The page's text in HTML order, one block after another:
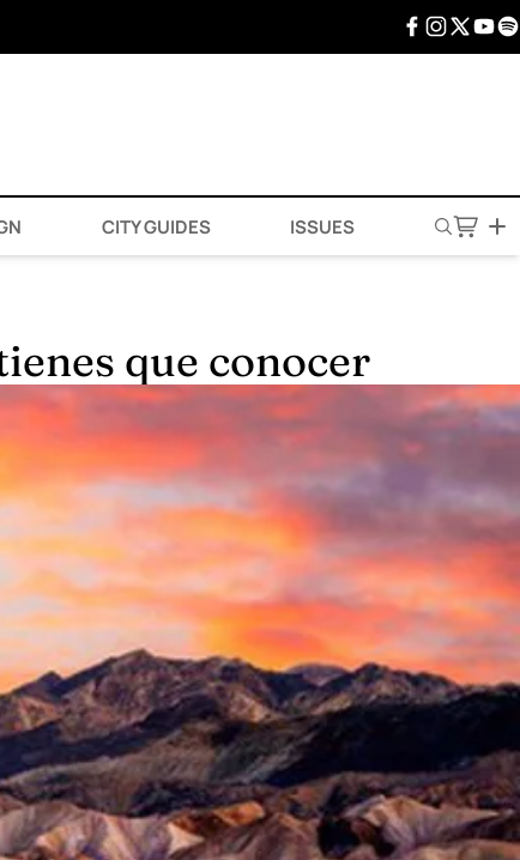
CITY GUIDES ISSUES
que conocer